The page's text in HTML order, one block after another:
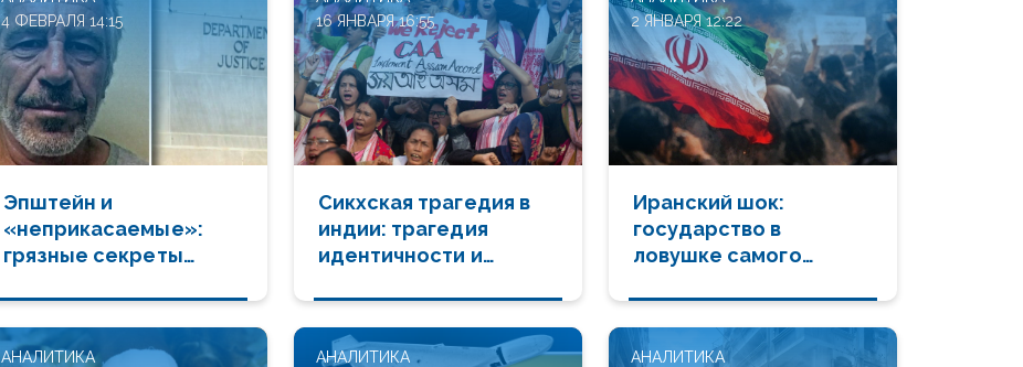
4 ФЕВРАЛЯ 14:15
Эпштейн и
«неприкасаемые»:
грязные секреты
след
16 ЯНВАРЯ 16:55
Сикхская трагедия в
индии: трагедия
идентичности и
2 ЯНВАРЯ 12:22
Иранский шок:
государство в
ловушке самого
десятилетия
АНАЛИТИКА
АНАЛИТИКА
АНАЛИТИКА